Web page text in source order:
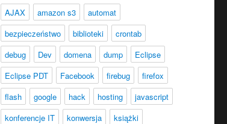
AJAX amazon s3
automat
bezpieczeństwo
biblioteki
crontab
debug
Dev domena dump
Eclipse
Eclipse PDT
Facebook firebug
firefox
flash
google hack hosting
javascript
konferencje IT
konwersja
książki